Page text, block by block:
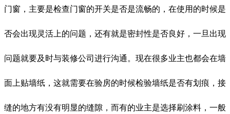
门窗，主要是检查门窗的开关是否是流畅的，在使用的时候是
否会出现灵活上的问题，还有就是密封性是否良好，一旦出现
问题就要及时与装修公司进行沟通。现在很多业主也都会在墙
面上贴墙纸，这就需要在验房的时候检验墙纸是否有划痕，接
缝的地方有没有明显的缝隙，而有的业主是选择刷涂料，一般